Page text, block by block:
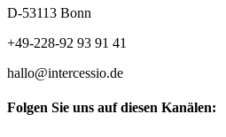
D-53113 Bonn
+49-228-92 93 91 41
hallo@intercessio.de
Folgen Sie uns auf diesen Kanälen: